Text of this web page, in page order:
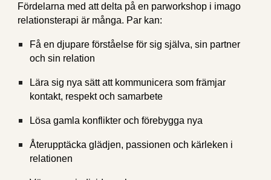
Fördelarna med att delta på en parworkshop i imago
relationsterapi är många. Par kan:
Få en djupare förståelse för sig själva, sin partner
och sin relation
Lära sig nya sätt att kommunicera som främjar
kontakt, respekt och samarbete
Lösa gamla konflikter och förebygga nya
Återupptäcka glädjen, passionen och kärleken i
relationen